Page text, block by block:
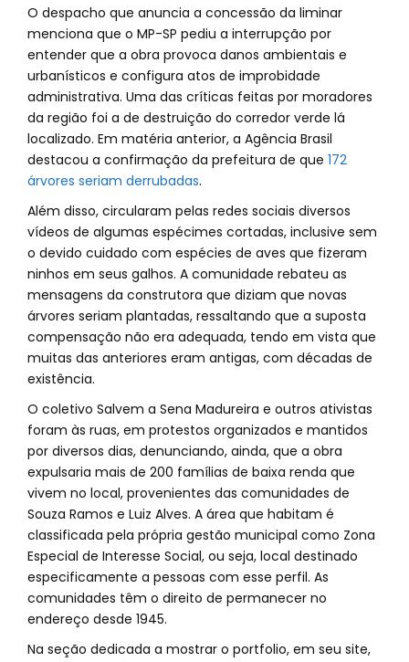
O despacho que anuncia a concessão da liminar
menciona que o MP-SP pediu a interrupção por
entender que a obra provoca danos ambientais e
urbanísticos e configura atos de improbidade
administrativa. Uma das críticas feitas por moradores
da região foi a de destruição do corredor verde lá
localizado. Em matéria anterior, a Agência Brasil
destacou a confirmação da prefeitura de que 172
árvores seriam derrubadas.
Além disso, circularam pelas redes sociais diversos
vídeos de algumas espécimes cortadas, inclusive sem
o devido cuidado com espécies de aves que fizeram
ninhos em seus galhos. A comunidade rebateu as
mensagens da construtora que diziam que novas
árvores seriam plantadas, ressaltando que a suposta
compensação não era adequada, tendo em vista que
muitas das anteriores eram antigas, com décadas de
existência.
O coletivo Salvem a Sena Madureira e outros ativistas
foram às ruas, em protestos organizados e mantidos
por diversos dias, denunciando, ainda, que a obra
expulsaria mais de 200 famílias de baixa renda que
vivem no local, provenientes das comunidades de
Souza Ramos e Luiz Alves. A área que habitam é
classificada pela própria gestão municipal como Zona
Especial de Interesse Social, ou seja, local destinado
especificamente a pessoas com esse perfil. As
comunidades têm o direito de permanecer no
endereço desde 1945.
Na seção dedicada a mostrar o portfolio, em seu site,